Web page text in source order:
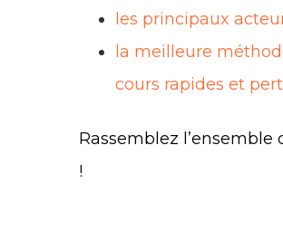
les principaux
la meilleure
cours rapides et
Rassemblez
!